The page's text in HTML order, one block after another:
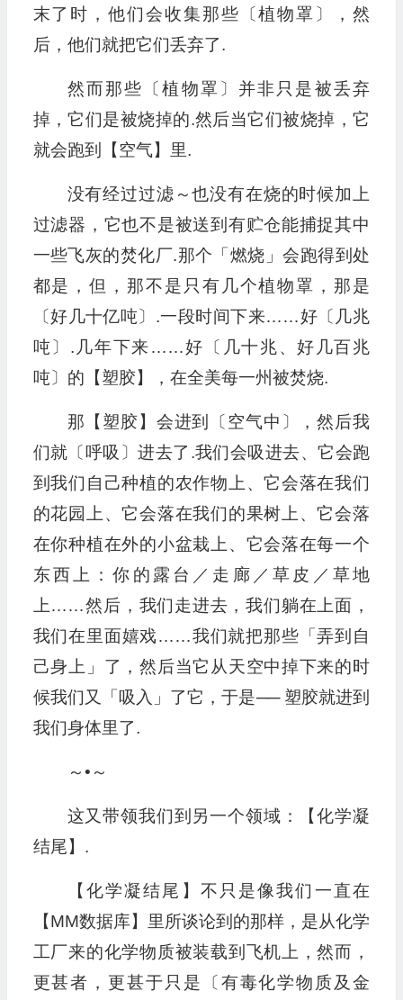
末了时，他们会收集那些〔植物罩〕，然
后，他们就把它们丢弃了.
然而那些〔植物罩〕并非只是被丢弃
掉，它们是被烧掉的.然后当它们被烧掉，它
就会跑到【空气】里.
没有经过过滤～也没有在烧的时候加上
过滤器，它也不是被送到有贮仓能捕捉其中
一些飞灰的焚化厂.那个「燃烧」会跑得到处
都是，但，那不是只有几个植物罩，那是
〔好几十亿吨〕.一段时间下来……好〔几兆
吨〕.几年下来……好〔几十兆、好几百兆
吨〕的【塑胶】，在全美每一州被焚烧.
那【塑胶】会进到〔空气中〕，然后我
们就〔呼吸〕进去了.我们会吸进去、它会跑
到我们自己种植的农作物上、它会落在我们
的花园上、它会落在我们的果树上、它会落
在你种植在外的小盆栽上、它会落在每一个
东西上：你的露台／走廊／草皮／草地
上……然后，我们走进去，我们躺在上面，
我们在里面嬉戏……我们就把那些「弄到自
己身上」了，然后当它从天空中掉下来的时
候我们又「吸入」了它，于是── 塑胶就进到
我们身体里了.
～•～
这又带领我们到另一个领域：【化学凝
结尾】.
【化学凝结尾】不只是像我们一直在
【MM数据库】里所谈论到的那样，是从化学
工厂来的化学物质被装载到飞机上，然而，
更甚者，更甚于只是〔有毒化学物质及金